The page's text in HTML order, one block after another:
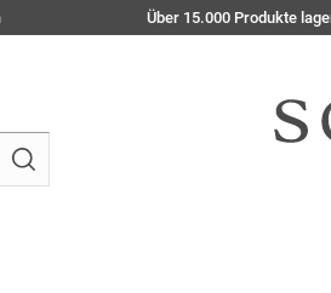
Über 15.000 Produkte